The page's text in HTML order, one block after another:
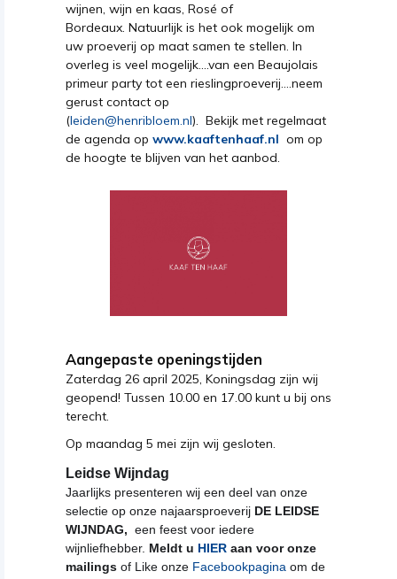
wijnen, wijn en kaas, Rosé of
Bordeaux. Natuurlijk is het ook mogelijk om
uw proeverij op maat samen te stellen. In
overleg is veel mogelijk....van een Beaujolais
primeur party tot een rieslingproeverij....neem
gerust contact op
(leiden@henribloem.nl). Bekijk met regelmaat
de agenda op www.kaaftenhaaf.nl om op
de hoogte te blijven van het aanbod.
Aangepaste openingstijden
Zaterdag 26 april 2025, Koningsdag zijn wij
geopend! Tussen 10.00 en 17.00 kunt u bij ons
terecht.
Op maandag 5 mei zijn wij gesloten.
Leidse Wijndag
Jaarlijks presenteren wij een deel van onze
selectie op onze najaarsproeverij DE LEIDSE
WIJNDAG, een feest voor iedere
wijnliefhebber. Meldt u HIER aan voor onze
mailings of Like onze Facebookpagina om de